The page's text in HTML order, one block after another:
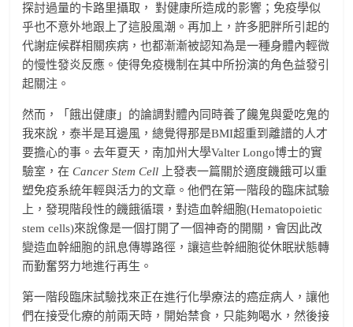
探討過量的卡路里攝取， 對健康所造成的影響；免疫學似
乎也不意外地跟上了這股風潮。再加上，許多肥胖所引起的
代謝症候群相關疾病，也都漸漸被認知為是一種身體內輕微
的慢性發炎反應。使得免疫機制在其中所扮演的角色益發引
起關注。
然而，「餓出健康」的論調對體內同時養了饞鬼與愛吃鬼的
我來說，泰半是耳邊風，總覺得那是BMI超重到離譜的人才
要擔心的事。去年夏天，南加州大學Valter Longo博士的實
驗室，在Cancer Stem Cell
上發表一篇關於適度饑餓可以重
塑免疫系統年輕與活力的文章。他們在第一階段的臨床試驗
上，發現階段性的饑餓循環，對造血幹細胞(Hematopoietic
stem cells)來說像是一個打開了一個神奇的開關，會因此改
變造血幹細胞的訊息傳導路徑，讓這些幹細胞從休眠狀態轉
而勤奮努力地進行再生。
第一階段臨床試驗找來正在進行化學療法的癌症病人，讓他
們在接受化療的前兩天時，開始禁食，只能夠喝水，然後接